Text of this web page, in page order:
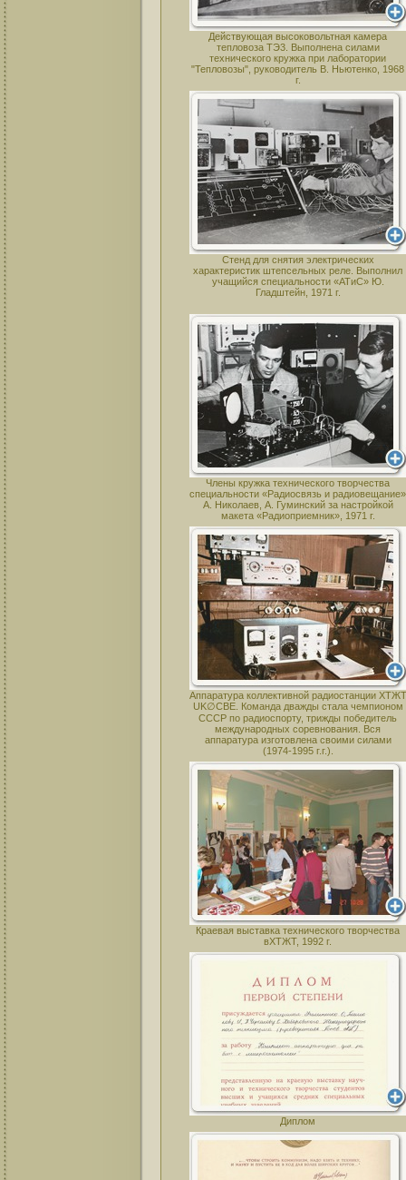
Действующая высоковольтная камера
тепловоза ТЭ3. Выполнена силами
технического кружка при лаборатории
"Тепловозы", руководитель В. Ньютенко, 1968
г.
Стенд для снятия электрических
характеристик штепсельных реле. Выполнил
учащийся специальности «АТиС» Ю.
Гладштейн, 1971 г.
Члены кружка технического творчества
специальности «Радиосвязь и радиовещание»
А. Николаев, А. Гуминский за настройкой
макета «Радиоприемник», 1971 г.
Аппаратура коллективной радиостанции ХТЖТ
UK∅CBE. Команда дважды стала чемпионом
СССР по радиоспорту, трижды победитель
международных соревнования. Вся
аппаратура изготовлена своими силами
(1974-1995 г.г.).
Краевая выставка технического творчества
вХТЖТ, 1992 г.
Диплом